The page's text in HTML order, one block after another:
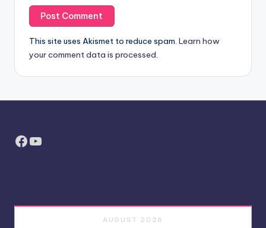
This site uses Akismet to reduce spam. Learn how
your comment data is processed.
Facebook
YouTube
AUGUST 2026